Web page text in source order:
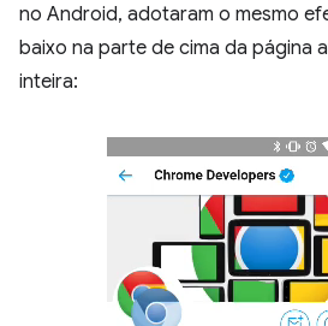
no Android, adotaram o mesmo
baixo na parte de cima da página
inteira: